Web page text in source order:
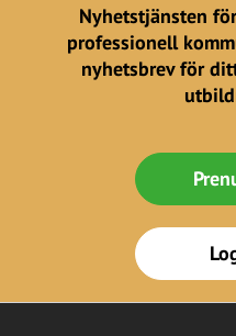
Nyhetstjänsten
professionell
nyhetsbrev för